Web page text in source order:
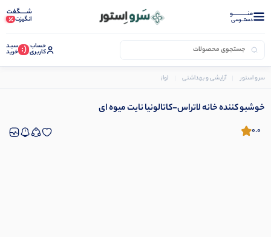
منــــــــــــو
دستــرسی
شـــــگفت
انگیزت
حساب
کاربری (: سبـد
خرید
سرو استور آرایشی و بهداشتی لوازم بهداشتی
خوشبو کننده خانه لاتراس-کاتالونیا نایت میوه ای
0.0